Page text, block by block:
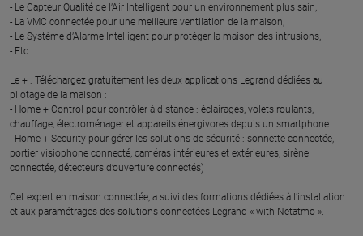
- Le Capteur Qualité de l’Air Intelligent pour un environnement plus sain,
- La VMC connectée pour une meilleure ventilation de la maison,
- Le Système d’Alarme Intelligent pour protéger la maison des intrusions,
- Etc.
Le + : Téléchargez gratuitement les deux applications Legrand dédiées au
pilotage de la maison :
- Home + Control pour contrôler à distance : éclairages, volets roulants,
chauffage, électroménager et appareils énergivores depuis un smartphone.
- Home + Security pour gérer les solutions de sécurité : sonnette connectée,
portier visiophone connecté, caméras intérieures et extérieures, sirène
connectée, détecteurs d’ouverture connectés)
Cet expert en maison connectée, a suivi des formations dédiées à l’installation
et aux paramétrages des solutions connectées Legrand « with Netatmo ».